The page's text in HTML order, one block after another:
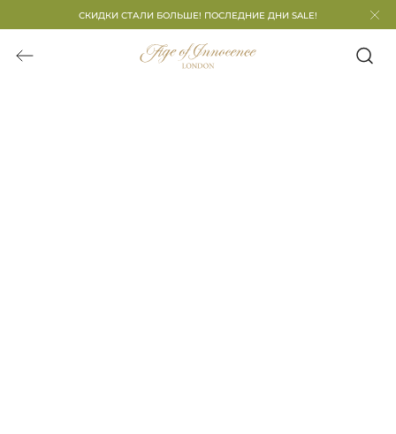
СКИДКИ СТАЛИ БОЛЬШЕ! ПОСЛЕДНИЕ ДНИ SALE!